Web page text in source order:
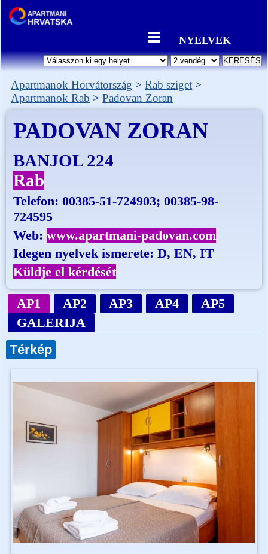
NYELVEK
Apartmanok Horvátország
Rab sziget
Apartmanok Rab
Padovan Zoran
PADOVAN ZORAN
BANJOL 224
Rab
Telefon:00385-51-724903; 00385-98-
724595
Web:www.apartmani-padovan.com
Idegen nyelvek ismerete: D, EN, IT
Küldje el kérdését
AP1 AP2 AP3 AP4
AP5
GALERIJA
Térkép